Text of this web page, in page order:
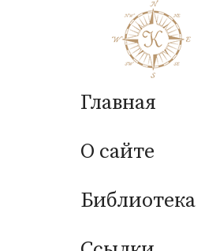
Главная
О сайте
Библиотека